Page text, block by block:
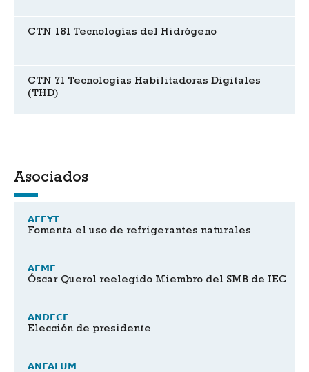
CTN 181 Tecnologías del Hidrógeno
CTN 71 Tecnologías Habilitadoras Digitales
(THD)
Asociados
AEFYT
Fomenta el uso de refrigerantes naturales
AFME
Óscar Querol reelegido Miembro del SMB de IEC
ANDECE
Elección de presidente
ANFALUM